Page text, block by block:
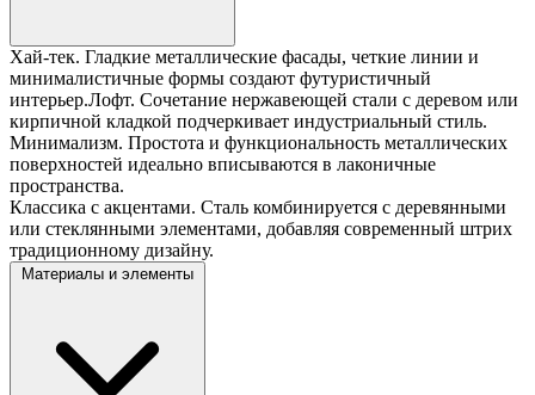
Хай-тек. Гладкие металлические фасады, четкие линии и
минималистичные формы создают футуристичный
интерьер.Лофт. Сочетание нержавеющей стали с деревом или
кирпичной кладкой подчеркивает индустриальный стиль.
Минимализм. Простота и функциональность металлических
поверхностей идеально вписываются в лаконичные
пространства.
Классика с акцентами. Сталь комбинируется с деревянными
или стеклянными элементами, добавляя современный штрих
традиционному дизайну.
Материалы и элементы